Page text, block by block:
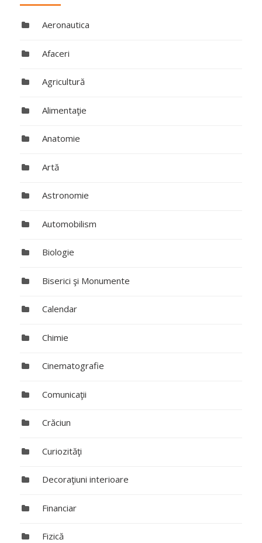
Aeronautica
Afaceri
Agricultură
Alimentaţie
Anatomie
Artă
Astronomie
Automobilism
Biologie
Biserici şi Monumente
Calendar
Chimie
Cinematografie
Comunicaţii
Crăciun
Curiozităţi
Decoraţiuni interioare
Financiar
Fizică